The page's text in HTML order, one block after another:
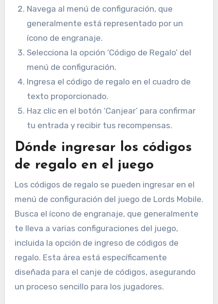
Navega al menú de configuración, que
generalmente está representado por un
ícono de engranaje.
Selecciona la opción ‘Código de Regalo’ del
menú de configuración.
Ingresa el código de regalo en el cuadro de
texto proporcionado.
Haz clic en el botón ‘Canjear’ para confirmar
tu entrada y recibir tus recompensas.
Dónde ingresar los códigos
de regalo en el juego
Los códigos de regalo se pueden ingresar en el
menú de configuración del juego de Lords Mobile.
Busca el ícono de engranaje, que generalmente
te lleva a varias configuraciones del juego,
incluida la opción de ingreso de códigos de
regalo. Esta área está específicamente
diseñada para el canje de códigos, asegurando
un proceso sencillo para los jugadores.